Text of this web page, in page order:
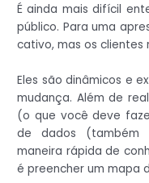
É ainda mais difícil
público. Para uma
cativo, mas os clientes
Eles são dinâmicos e
mudança. Além de
(o que você deve
de dados (também
maneira rápida de
é preencher um mapa